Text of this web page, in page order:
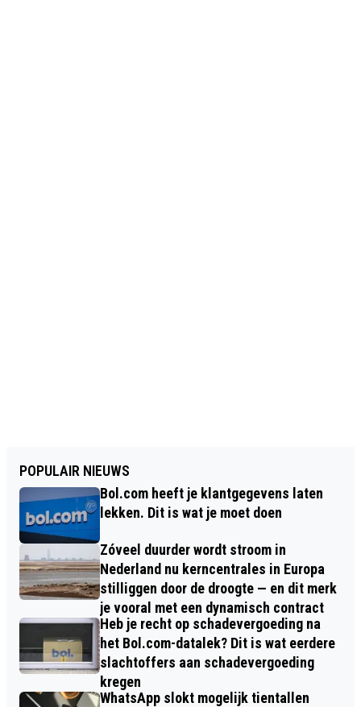
POPULAIR NIEUWS
Bol.com heeft je klantgegevens laten
lekken. Dit is wat je moet doen
Zóveel duurder wordt stroom in
Nederland nu kerncentrales in Europa
stilliggen door de droogte — en dit merk
je vooral met een dynamisch contract
Heb je recht op schadevergoeding na
het Bol.com-datalek? Dit is wat eerdere
slachtoffers aan schadevergoeding
kregen
WhatsApp slokt mogelijk tientallen